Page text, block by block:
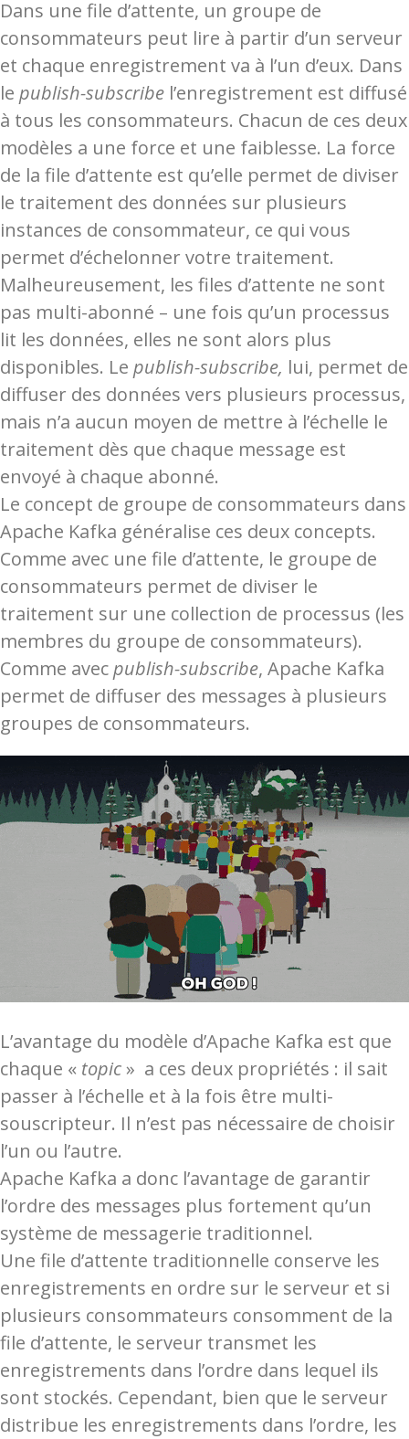
Dans une file d’attente, un groupe de
consommateurs peut lire à partir d’un serveur
et chaque enregistrement va à l’un d’eux. Dans
le publish-subscribe l’enregistrement est diffusé
à tous les consommateurs. Chacun de ces deux
modèles a une force et une faiblesse. La force
de la file d’attente est qu’elle permet de diviser
le traitement des données sur plusieurs
instances de consommateur, ce qui vous
permet d’échelonner votre traitement.
Malheureusement, les files d’attente ne sont
pas multi-abonné – une fois qu’un processus
lit les données, elles ne sont alors plus
disponibles. Le publish-subscribe, lui, permet de
diffuser des données vers plusieurs processus,
mais n’a aucun moyen de mettre à l’échelle le
traitement dès que chaque message est
envoyé à chaque abonné.
Le concept de groupe de consommateurs dans
Apache Kafka généralise ces deux concepts.
Comme avec une file d’attente, le groupe de
consommateurs permet de diviser le
traitement sur une collection de processus (les
membres du groupe de consommateurs).
Comme avecpublish-subscribe, Apache Kafka
permet de diffuser des messages à plusieurs
groupes de consommateurs.
L’avantage du modèle d’Apache Kafka est que
chaque « topic» a ces deux propriétés : il sait
passer à l’échelle et à la fois être multi-
souscripteur. Il n’est pas nécessaire de choisir
l’un ou l’autre.
Apache Kafka a donc l’avantage de garantir
l’ordre des messages plus fortement qu’un
système de messagerie traditionnel.
Une file d’attente traditionnelle conserve les
enregistrements en ordre sur le serveur et si
plusieurs consommateurs consomment de la
file d’attente, le serveur transmet les
enregistrements dans l’ordre dans lequel ils
sont stockés. Cependant, bien que le serveur
distribue les enregistrements dans l’ordre, les